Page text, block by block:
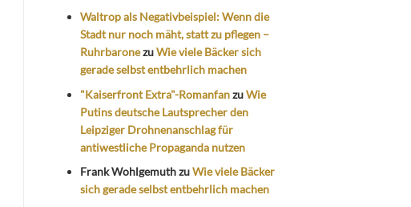
Waltrop als Negativbeispiel: Wenn die
Stadt nur noch mäht, statt zu pflegen –
RuhrbaronezuWie viele Bäcker sich
gerade selbst entbehrlich machen
"Kaiserfront Extra"-RomanfanzuWie
Putins deutsche Lautsprecher den
Leipziger Drohnenanschlag für
antiwestliche Propaganda nutzen
Frank WohlgemuthzuWie viele Bäcker
sich gerade selbst entbehrlich machen